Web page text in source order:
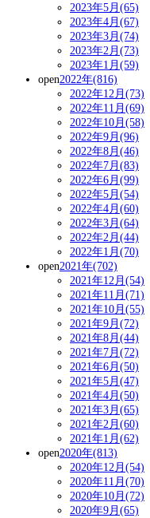
2023年5月(65)
2023年4月(67)
2023年3月(74)
2023年2月(73)
2023年1月(59)
open2022年(816)
2022年12月(73)
2022年11月(69)
2022年10月(58)
2022年9月(96)
2022年8月(46)
2022年7月(83)
2022年6月(99)
2022年5月(54)
2022年4月(60)
2022年3月(64)
2022年2月(44)
2022年1月(70)
open2021年(702)
2021年12月(54)
2021年11月(71)
2021年10月(55)
2021年9月(72)
2021年8月(44)
2021年7月(72)
2021年6月(50)
2021年5月(47)
2021年4月(50)
2021年3月(65)
2021年2月(60)
2021年1月(62)
open2020年(813)
2020年12月(54)
2020年11月(70)
2020年10月(72)
2020年9月(65)